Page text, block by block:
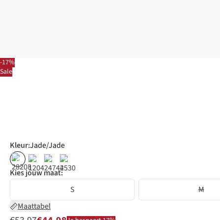
-17%
Sale
Kleur:Jade/Jade
% % % %
Kies jouw maat:
S
M
Maattabel